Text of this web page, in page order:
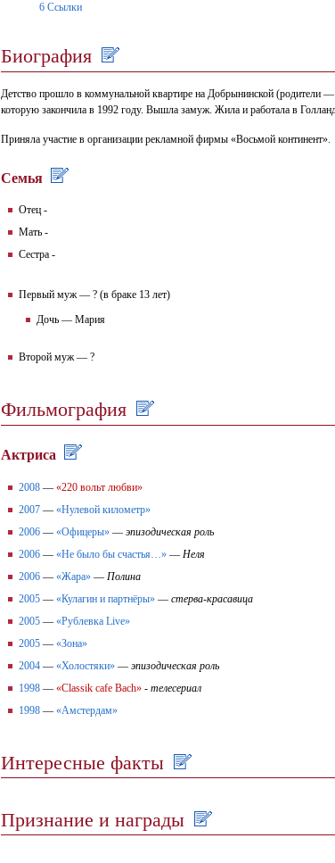
6 Ссылки
Биография
Детство прошло в коммунальной квартире на Добрынинской (родители —
которую закончила в 1992 году. Вышла замуж. Жила и работала в
Приняла участие в организации рекламной фирмы «Восьмой континент».
Семья
Отец -
Мать -
Сестра -
Первый муж — ? (в браке 13 лет)
Дочь — Мария
Второй муж — ?
Фильмография
Актриса
2008 — «220 вольт любви»
2007 — «Нулевой километр»
2006 — «Офицеры» — эпизодическая роль
2006 — «Не было бы счастья…» — Неля
2006 — «Жара» — Полина
2005 — «Кулагин и партнёры» — стерва-красавица
2005 — «Рублевка Live»
2005 — «Зона»
2004 — «Холостяки» — эпизодическая роль
1998 — «Сlassik cafe Bach» - телесериал
1998 — «Амстердам»
Интересные факты
Признание и награды